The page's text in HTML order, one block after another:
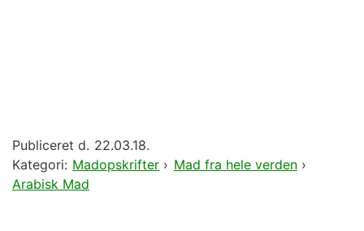
Publiceret d. 22.03.18.
Kategori: Madopskrifter › Mad fra hele verden›
Arabisk Mad